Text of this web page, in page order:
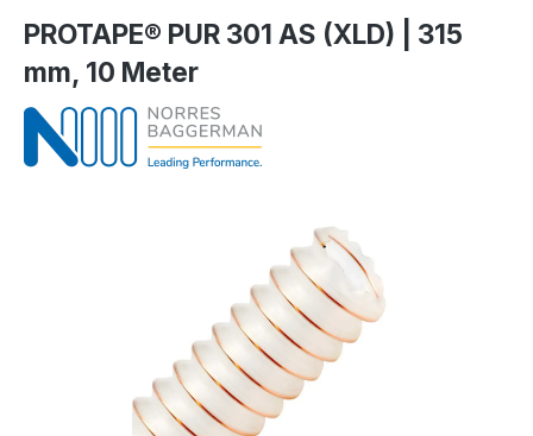
PROTAPE® PUR 301 AS (XLD) | 315
mm, 10 Meter